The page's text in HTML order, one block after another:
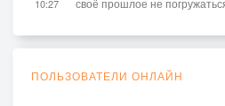
10:27
ПОЛЬЗОВАТЕЛИ ОНЛАЙН